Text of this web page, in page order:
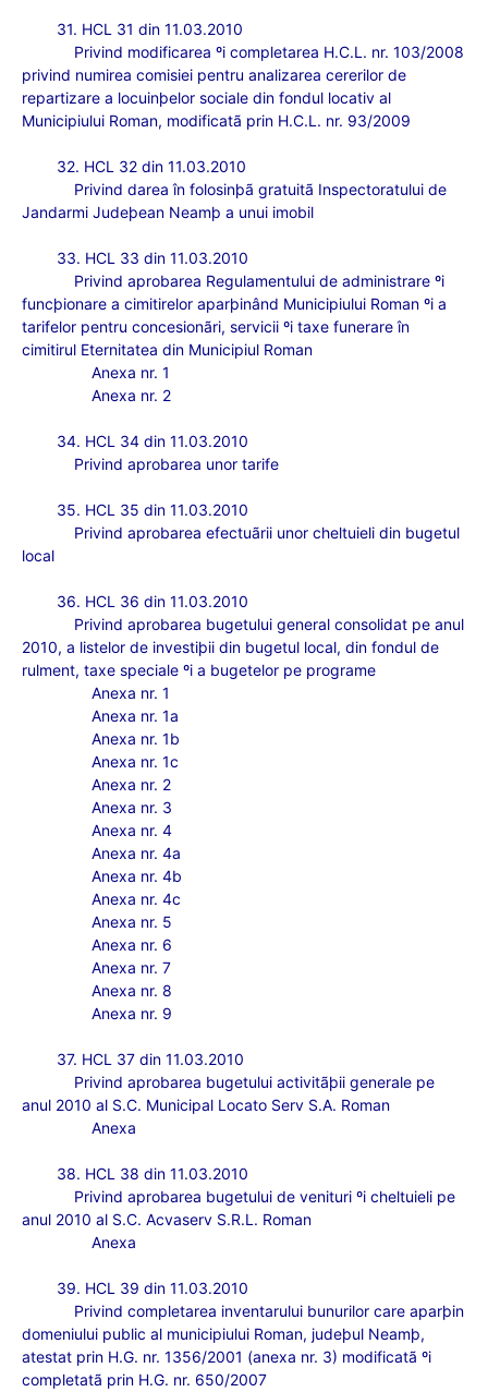
31. HCL 31 din 11.03.2010
Privind modificarea ºi completarea H.C.L. nr. 103/2008
privind numirea comisiei pentru analizarea cererilor de
repartizare a locuinþelor sociale din fondul locativ al
Municipiului Roman, modificatã prin H.C.L. nr. 93/2009
32. HCL 32 din 11.03.2010
Privind darea în folosinþã gratuitã Inspectoratului de
Jandarmi Judeþean Neamþ a unui imobil
33. HCL 33 din 11.03.2010
Privind aprobarea Regulamentului de administrare ºi
funcþionare a cimitirelor aparþinând Municipiului Roman ºi a
tarifelor pentru concesionãri, servicii ºi taxe funerare în
cimitirul Eternitatea din Municipiul Roman
Anexa nr. 1
Anexa nr. 2
34. HCL 34 din 11.03.2010
Privind aprobarea unor tarife
35. HCL 35 din 11.03.2010
Privind aprobarea efectuãrii unor cheltuieli din bugetul
local
36. HCL 36 din 11.03.2010
Privind aprobarea bugetului general consolidat pe anul
2010, a listelor de investiþii din bugetul local, din fondul de
rulment, taxe speciale ºi a bugetelor pe programe
Anexa nr. 1
Anexa nr. 1a
Anexa nr. 1b
Anexa nr. 1c
Anexa nr. 2
Anexa nr. 3
Anexa nr. 4
Anexa nr. 4a
Anexa nr. 4b
Anexa nr. 4c
Anexa nr. 5
Anexa nr. 6
Anexa nr. 7
Anexa nr. 8
Anexa nr. 9
37. HCL 37 din 11.03.2010
Privind aprobarea bugetului activitãþii generale pe
anul 2010 al S.C. Municipal Locato Serv S.A. Roman
Anexa
38. HCL 38 din 11.03.2010
Privind aprobarea bugetului de venituri ºi cheltuieli pe
anul 2010 al S.C. Acvaserv S.R.L. Roman
Anexa
39. HCL 39 din 11.03.2010
Privind completarea inventarului bunurilor care aparþin
domeniului public al municipiului Roman, judeþul Neamþ,
atestat prin H.G. nr. 1356/2001 (anexa nr. 3) modificatã ºi
completatã prin H.G. nr. 650/2007